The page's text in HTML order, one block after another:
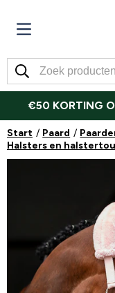
€50 KORTING
Start Paard
Halsters en